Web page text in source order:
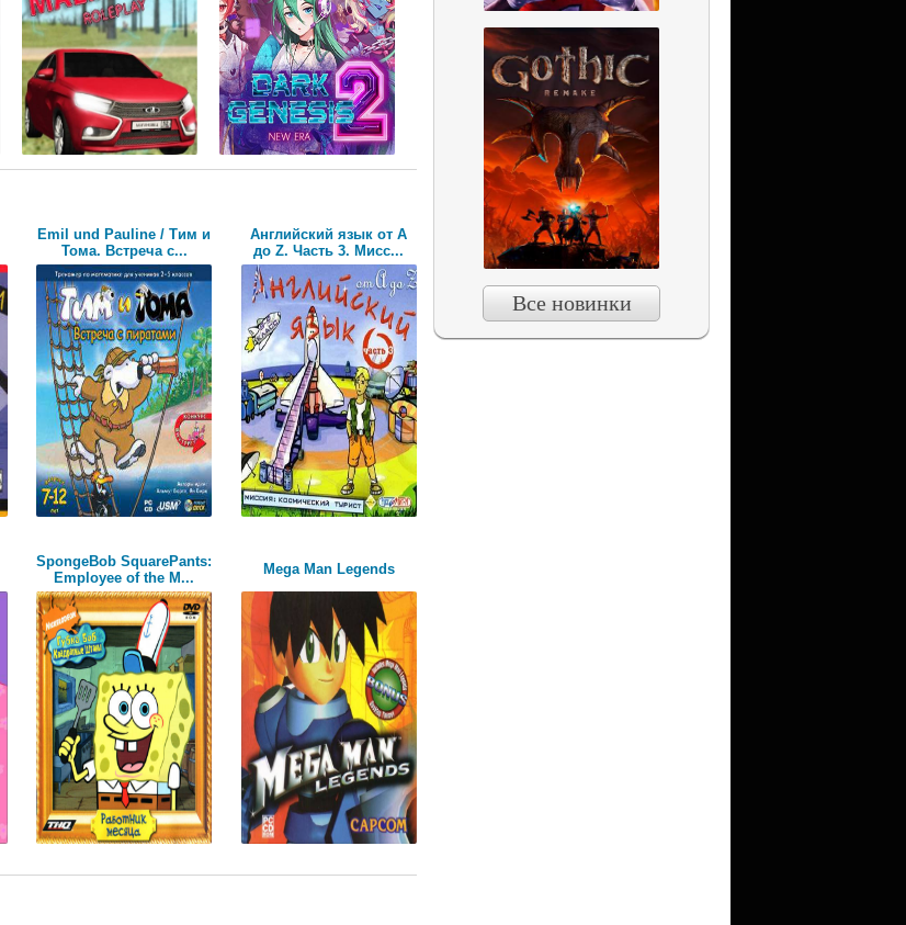
Emil und Pauline / Тим и
Тома. Встреча с...
Английский язык от А
до Z. Часть 3. Мисс...
SpongeBob SquarePants:
Employee of the M...
Mega Man Legends
Все новинки